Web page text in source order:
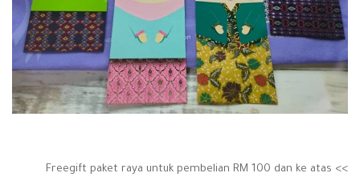
>> Freegift paket raya untuk pembelian RM 100 dan ke atas